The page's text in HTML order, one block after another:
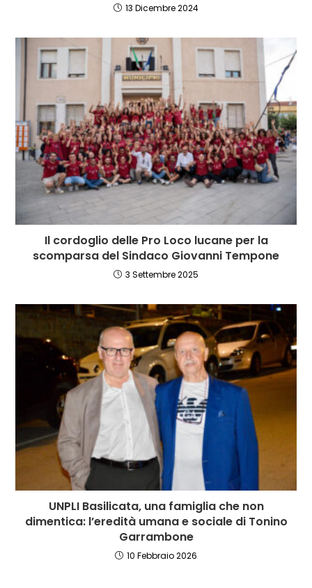
13 Dicembre 2024
Il cordoglio delle Pro Loco lucane per la
scomparsa del Sindaco Giovanni Tempone
3 Settembre 2025
UNPLI Basilicata, una famiglia che non
dimentica: l’eredità umana e sociale di Tonino
Garrambone
10 Febbraio 2026